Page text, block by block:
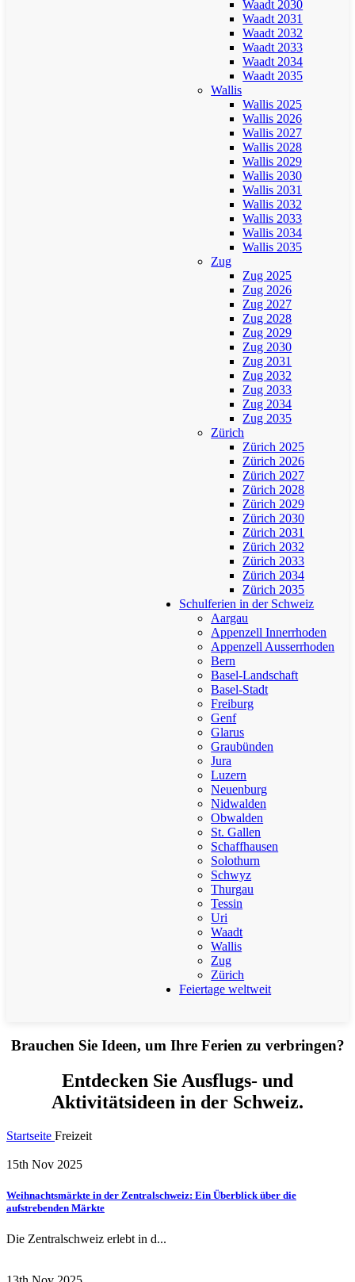
Waadt 2030
Waadt 2031
Waadt 2032
Waadt 2033
Waadt 2034
Waadt 2035
Wallis
Wallis 2025
Wallis 2026
Wallis 2027
Wallis 2028
Wallis 2029
Wallis 2030
Wallis 2031
Wallis 2032
Wallis 2033
Wallis 2034
Wallis 2035
Zug
Zug 2025
Zug 2026
Zug 2027
Zug 2028
Zug 2029
Zug 2030
Zug 2031
Zug 2032
Zug 2033
Zug 2034
Zug 2035
Zürich
Zürich 2025
Zürich 2026
Zürich 2027
Zürich 2028
Zürich 2029
Zürich 2030
Zürich 2031
Zürich 2032
Zürich 2033
Zürich 2034
Zürich 2035
Schulferien in der Schweiz
Aargau
Appenzell Innerrhoden
Appenzell Ausserrhoden
Bern
Basel-Landschaft
Basel-Stadt
Freiburg
Genf
Glarus
Graubünden
Jura
Luzern
Neuenburg
Nidwalden
Obwalden
St. Gallen
Schaffhausen
Solothurn
Schwyz
Thurgau
Tessin
Uri
Waadt
Wallis
Zug
Zürich
Feiertage weltweit
Brauchen Sie Ideen, um Ihre Ferien zu verbringen?
Entdecken Sie Ausflugs- und
Aktivitätsideen in der Schweiz.
Startseite Freizeit
15th Nov 2025
Weihnachtsmärkte in der Zentralschweiz: Ein Überblick über die
aufstrebenden Märkte
Die Zentralschweiz erlebt in d...